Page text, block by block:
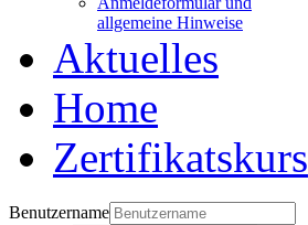
allgemeine Hinweise
Aktuelles
Home
Zertifikatskurs
Benutzername